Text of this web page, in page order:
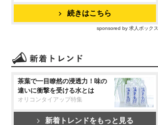
続きはこちら
sponsored by 求人ボックス
茶葉で一目瞭然の浸透力！味の
違いに衝撃を受ける水とは
オリコンタイアップ特集
新着トレンドをもっと見る